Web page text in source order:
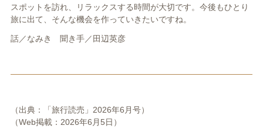
スポットを訪れ、リラックスする時間が大切です。今後もひとり
旅に出て、そんな機会を作っていきたいですね。
話／なみき 聞き手／田辺英彦
（出典：「旅行読売」2026年6月号）
（Web掲載：2026年6月5日）